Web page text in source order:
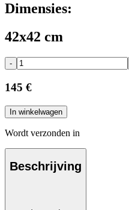
Dimensies:
42x42 cm
-
145 €
In winkelwagen
Wordt verzonden in
Beschrijving